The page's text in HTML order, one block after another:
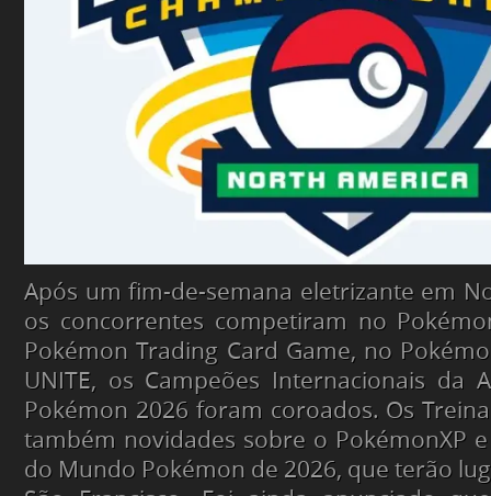
A​​​​pós um fim-de-semana eletrizante em
os concorrentes competiram no
Pokémon Trading Card Game, no
UNITE, os Campeões Internacionais da
Pokémon 2026 foram coroados.​ Os
também novidades sobre o PokémonXP
do Mundo Pokémon de 2026, que terão